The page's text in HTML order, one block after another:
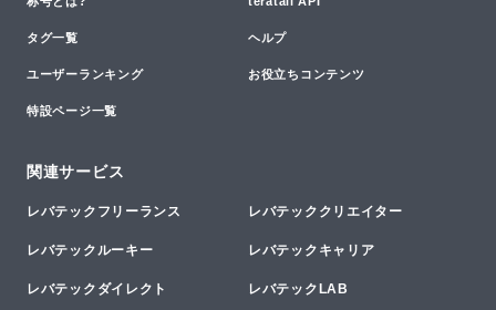
タグ一覧 ヘルプ
ユーザーランキング お役立ちコンテンツ
特設ページ一覧
関連サービス
レバテックフリーランス レバテッククリエイター
レバテックルーキー レバテックキャリア
レバテックダイレクト レバテックLAB